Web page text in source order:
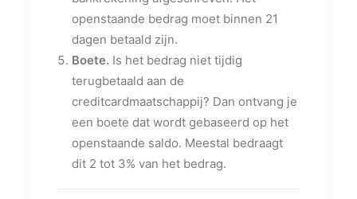
openstaande bedrag moet binnen 21
dagen betaald zijn.
Boete. Is het bedrag niet tijdig
terugbetaald aan de
creditcardmaatschappij? Dan ontvang je
een boete dat wordt gebaseerd op het
openstaande saldo. Meestal bedraagt
dit 2 tot 3% van het bedrag.